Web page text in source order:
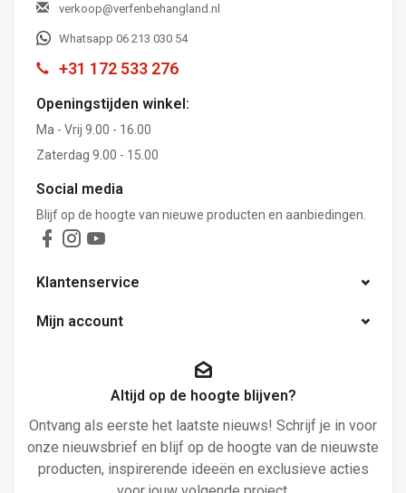
verkoop@verfenbehangland.nl
Whatsapp 06 213 030 54
+31 172 533 276
Openingstijden winkel:
Ma - Vrij 9.00 - 16.00
Zaterdag 9.00 - 15.00
Social media
Blijf op de hoogte van nieuwe producten en aanbiedingen.
Klantenservice
Mijn account
Altijd op de hoogte blijven?
Ontvang als eerste het laatste nieuws! Schrijf je in voor
onze nieuwsbrief en blijf op de hoogte van de nieuwste
producten, inspirerende ideeën en exclusieve acties